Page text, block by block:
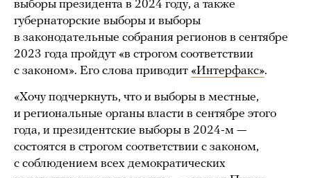
выборы президента в 2024 году, а также
губернаторские выборы и выборы
в законодательные собрания регионов в сентябре
2023 года пройдут «в строгом соответствии
с законом». Его слова приводит «Интерфакс».
«Хочу подчеркнуть, что и выборы в местные,
и региональные органы власти в сентябре этого
года, и президентские выборы в 2024-м —
состоятся в строгом соответствии с законом,
с соблюдением всех демократических